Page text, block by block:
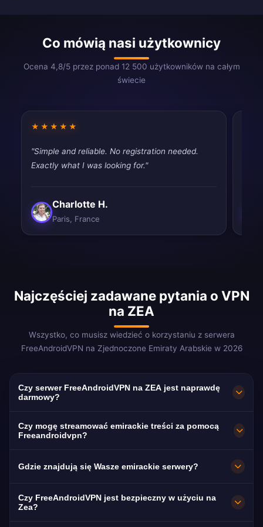
Co mówią nasi użytkownicy
Ocena 4,8/5 przez ponad 12 500 użytkowników na całym
świecie
★★★★★
"Simple and reliable. No registration needed.
Exactly what I was looking for."
Charlotte H.
Paris, France
Najczęściej zadawane pytania o VPN
na ZEA
Wszystko, co musisz wiedzieć o korzystaniu z serwera
FreeAndroidVPN na Zjednoczone Emiraty Arabskie w 2026
Czy serwer FreeAndroidVPN na ZEA jest naprawdę
darmowy?
Tak! Serwer FreeAndroidVPN na ZEA jest w
100% darmowy. Niezbędny do
milionów ekspatów.
Czy mogę streamować emirackie treści za pomocą
Freeandroidvpn?
kątem Dubai TV i Shahid z najwyższą jakością
Gdzie znajdują się Wasze emirackie serwery?
FreeAndroidVPN utrzymuje wiele szybkich
serwerów w Zjednoczonych Emiratach
Czy FreeAndroidVPN jest bezpieczny w użyciu na
Zea?